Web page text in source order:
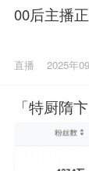
00后主播
直播 2025年
「特厨隋